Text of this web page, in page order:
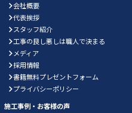
会社概要
代表挨拶
スタッフ紹介
工事の良し悪しは職人で決まる
メディア
採用情報
書籍無料プレゼントフォーム
プライバシーポリシー
施工事例・お客様の声